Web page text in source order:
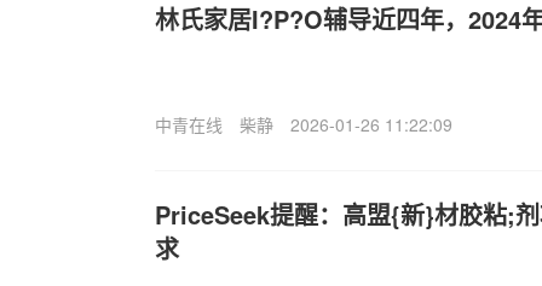
林氏家居I?P?O辅导近四年，2024
中青在线 柴静 2026-01-26 11:22:09
PriceSeek提醒：高盟{新}材胶粘;
求